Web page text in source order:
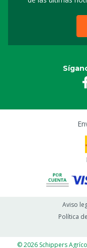
Aviso
Política
© 2026 Schippers